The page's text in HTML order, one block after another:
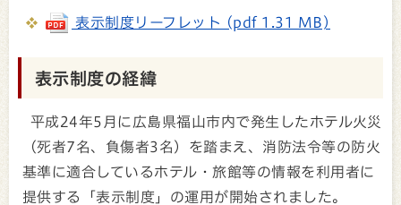
表示制度リーフレット (pdf 1.31 MB)
表示制度の経緯
平成24年5月に広島県福山市内で発生したホテル火災
（死者7名、負傷者3名）を踏まえ、消防法令等の防火
基準に適合しているホテル・旅館等の情報を利用者に
提供する「表示制度」の運用が開始されました。